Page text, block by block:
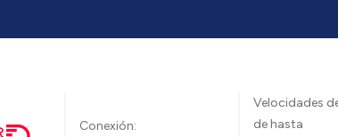
Conexión:
Velocidades
de hasta